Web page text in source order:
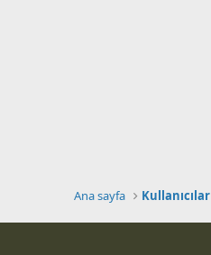
Ana sayfa Kullanıcılar